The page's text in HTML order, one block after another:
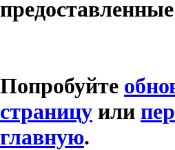
Попробуйте
страницу или
главную.